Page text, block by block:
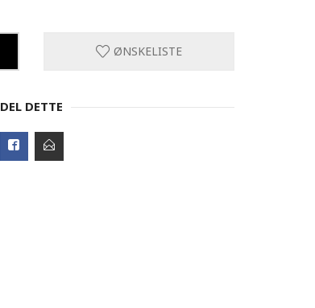
ØNSKELISTE
DEL DETTE